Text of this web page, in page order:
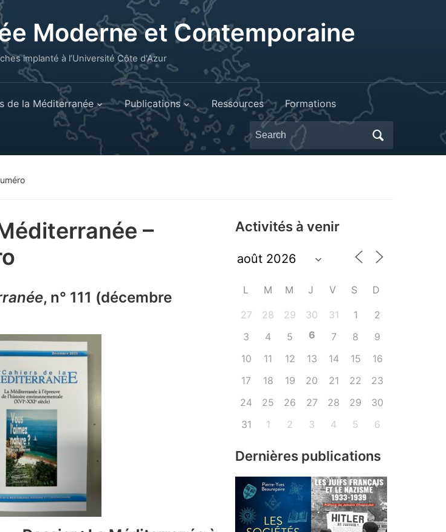
Moderne et Contemporaine
implanté à l’Université Côte d'Azur
de la Méditerranée Publications Ressources Formations
Search
for:
–
, n° 111 (décembre
Activités à venir
L M M J V S D
27 28 29 30 31 1
2
3
4 5 6 7 8
9
10
11 12 13 14 15
16
17
18 19 20 21 22
23
24
25 26 27 28 29
30
31
1 2 3 4 5 6
Dernières publications